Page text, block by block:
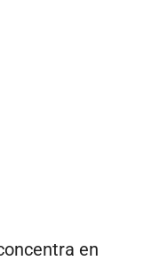
en